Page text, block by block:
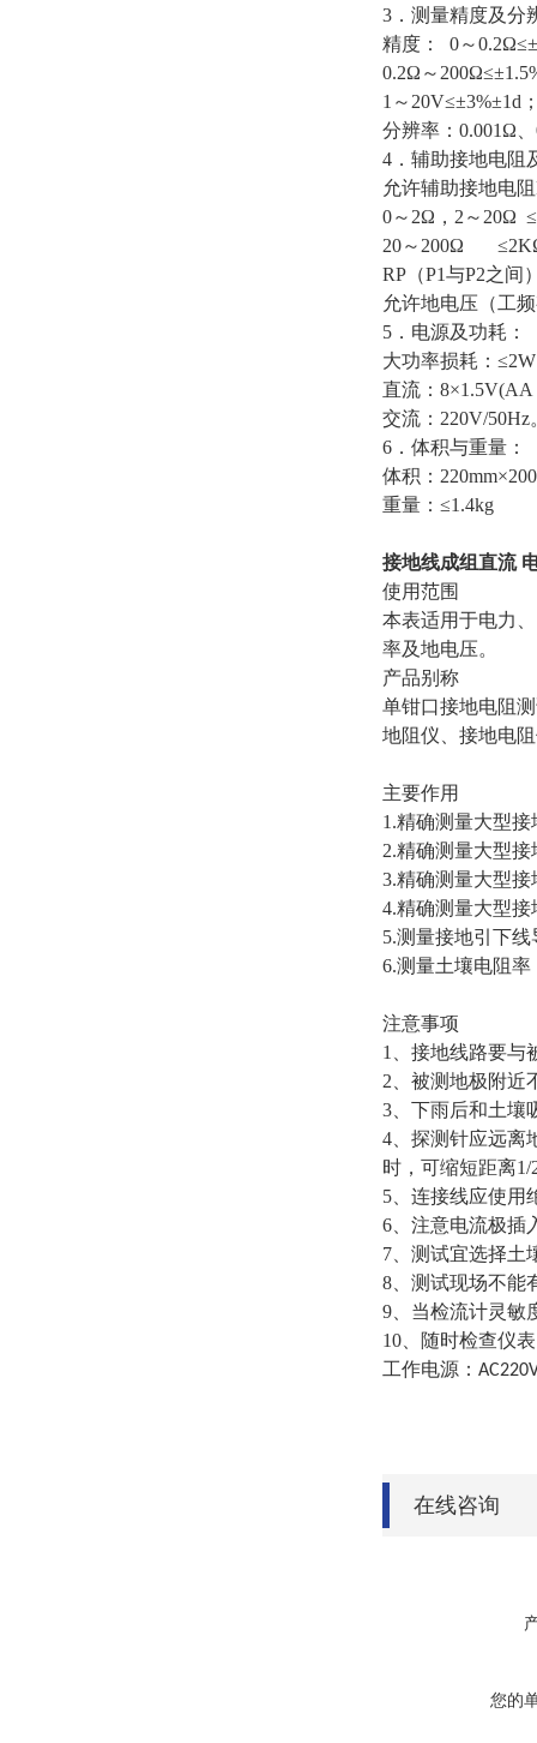
3 ．测量精度及分
精度：
0～
0.2Ω ～
1 ～ 20V≤±3%±1d
分辨率： 0.001Ω
4 ．辅助接地电
允许辅助接地电阻
0～ 2Ω ， 2 ～ 20Ω
20～ 200Ω
RP （P1与P2之间
允许地电压（工
5 ．电源及功耗：
大功率损耗： ≤2W
直流： 8×1.5V(AA
交流： 220V/50Hz
6 ．体积与重量：
体积：
重量： ≤1.4kg
接地线成组直流
使用范围
本表适用于电力
率及地电压。
产品别称
单钳口接地电阻
地阻仪、接地电
主要作用
1.精确测量大型
2.精确测量大型
3.精确测量大型
4.精确测量大型接
5.测量接地引下线
6.测量土壤电阻率
注意事项
1
、接地线路要
2 、被测地极附
3 、下雨后和土
4 、探测针应远
时，可缩短距离1/
5 、连接线应使
6 、注意电流极
7 、测试宜选择
8 、测试现场不
9 、当检流计灵
10 、随时检查仪
工作电源：
在线咨询
您的